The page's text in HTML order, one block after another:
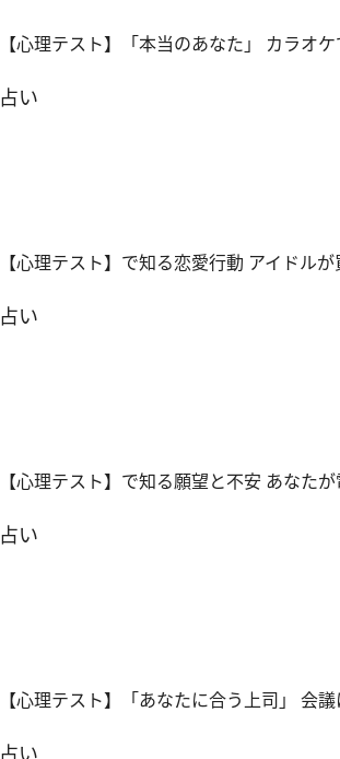
【心理テスト】「本当のあなた」 カラオ
占い
【心理テスト】で知る恋愛行動 アイドル
占い
【心理テスト】で知る願望と不安 あなた
占い
【心理テスト】「あなたに合う上司」 会
占い